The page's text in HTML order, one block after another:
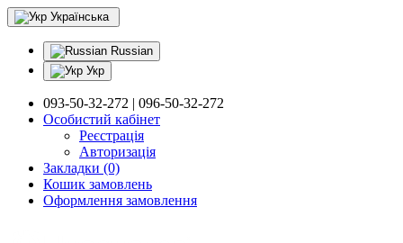
Українська
Russian
Укр
093-50-32-272 | 096-50-32-272
Особистий кабінет
Реєстрація
Авторизація
Закладки (0)
Кошик замовлень
Оформлення замовлення